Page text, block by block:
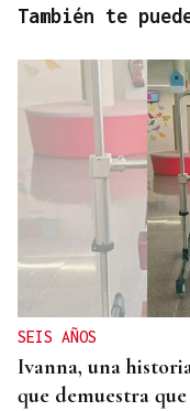
También te
SEIS AÑOS
Ivanna, una
que demuestra